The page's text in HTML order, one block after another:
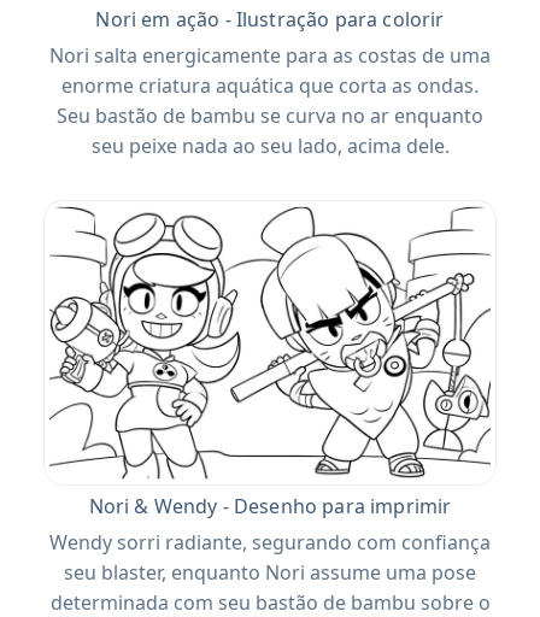
Nori em ação - Ilustração para colorir
Nori salta energicamente para as costas de uma
enorme criatura aquática que corta as ondas.
Seu bastão de bambu se curva no ar enquanto
seu peixe nada ao seu lado, acima dele.
Nori & Wendy - Desenho para imprimir
Wendy sorri radiante, segurando com confiança
seu blaster, enquanto Nori assume uma pose
determinada com seu bastão de bambu sobre o